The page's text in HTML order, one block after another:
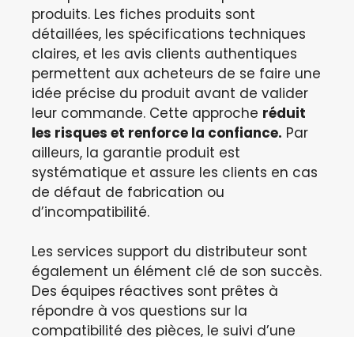
produits. Les fiches produits sont
détaillées, les spécifications techniques
claires, et les avis clients authentiques
permettent aux acheteurs de se faire une
idée précise du produit avant de valider
leur commande. Cette approche réduit
les risques et renforce la confiance. Par
ailleurs, la garantie produit est
systématique et assure les clients en cas
de défaut de fabrication ou
d’incompatibilité.
Les services support du distributeur sont
également un élément clé de son succès.
Des équipes réactives sont prêtes à
répondre à vos questions sur la
compatibilité des pièces, le suivi d’une